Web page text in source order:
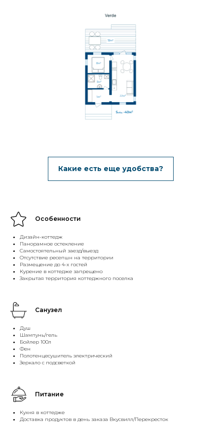
Какие есть еще удобства?
Особенности
Дизайн-коттедж
Панорамное остекление
Самостоятельный заезд/выезд
Отсутствие ресепшн на территории
Размещение до 4-х гостей
Курение в коттедже запрещено
Закрытая территория коттеджного поселка
Санузел
Душ
Шампунь/гель
Бойлер 100л
Фен
Полотенцесушитель электрический
Зеркало с подсветкой
Питание
Кухня в коттедже
Доставка продуктов в день заказа Вкусвилл/Перекресток